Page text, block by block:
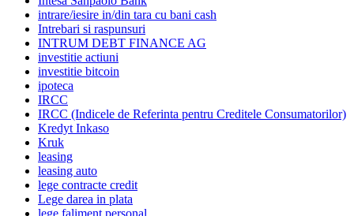
intrare/iesire in/din tara cu bani cash
Intrebari si raspunsuri
INTRUM DEBT FINANCE AG
investitie actiuni
investitie bitcoin
ipoteca
IRCC
IRCC (Indicele de Referinta pentru Creditele Consumatorilor)
Kredyt Inkaso
Kruk
leasing
leasing auto
lege contracte credit
Lege darea in plata
lege faliment personal